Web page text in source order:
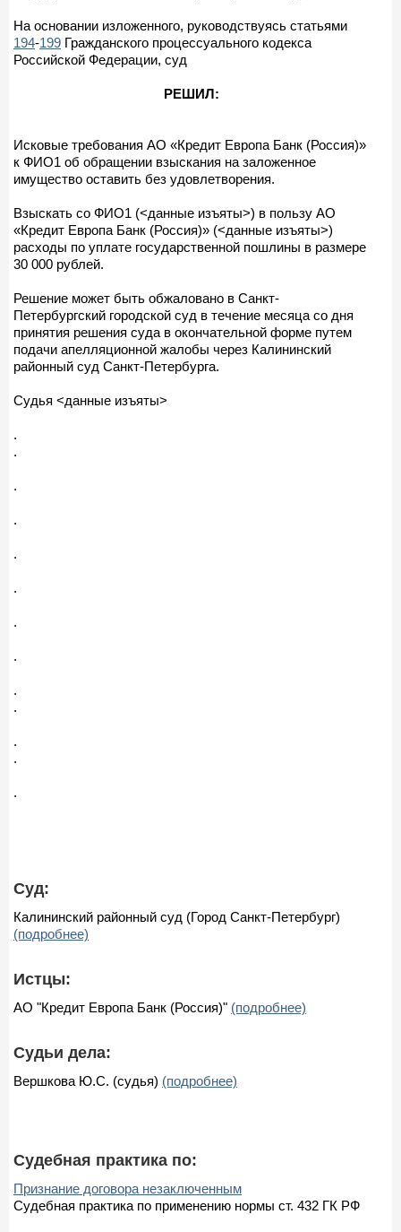
На основании изложенного, руководствуясь статьями
194-199 Гражданского процессуального кодекса
Российской Федерации, суд
РЕШИЛ:
Исковые требования АО «Кредит Европа Банк (Россия)»
к ФИО1 об обращении взыскания на заложенное
имущество оставить без удовлетворения.
Взыскать со ФИО1 (<данные изъяты>) в пользу АО
«Кредит Европа Банк (Россия)» (<данные изъяты>)
расходы по уплате государственной пошлины в размере
30 000 рублей.
Решение может быть обжаловано в Санкт-
Петербургский городской суд в течение месяца со дня
принятия решения суда в окончательной форме путем
подачи апелляционной жалобы через Калининский
районный суд Санкт-Петербурга.
Судья <данные изъяты>
.
.
.
.
.
.
.
.
.
.
.
.
.
Суд:
Калининский районный суд (Город Санкт-Петербург)
(подробнее)
Истцы:
АО "Кредит Европа Банк (Россия)" (подробнее)
Судьи дела:
Вершкова Ю.С. (судья) (подробнее)
Судебная практика по:
Признание договора незаключенным
Судебная практика по применению нормы ст. 432 ГК РФ